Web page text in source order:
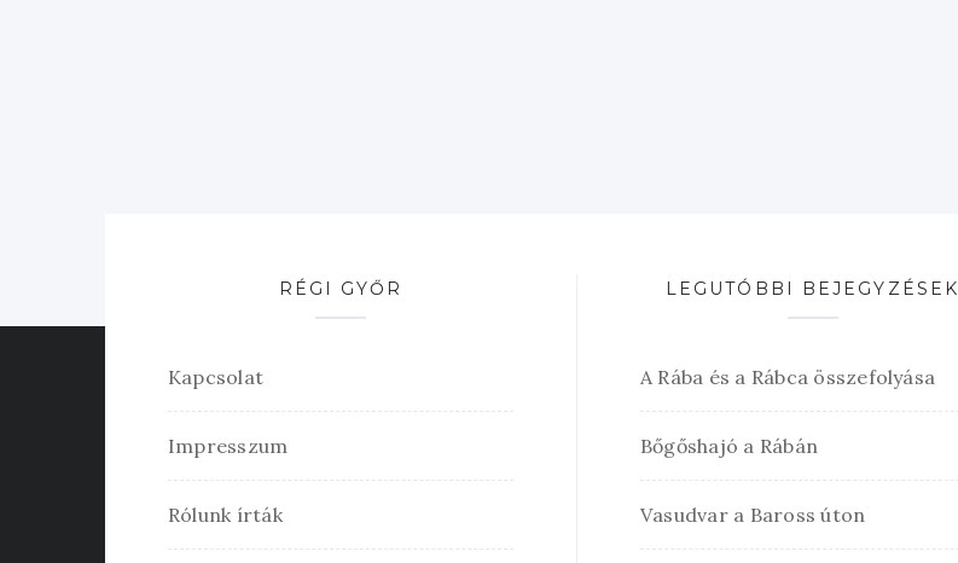
RÉGI GYŐR
Kapcsolat
Impresszum
Rólunk írták
LEGUTÓBBI BEJEGYZÉSEK
A Rába és a Rábca összefolyása
Bőgőshajó a Rábán
Vasudvar a Baross úton